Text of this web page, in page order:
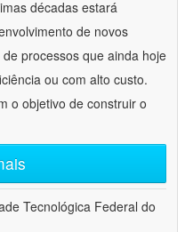
décadas estará
de novos
processos que ainda hoje
ou com alto custo.
o objetivo de construir o
Tecnológica Federal do